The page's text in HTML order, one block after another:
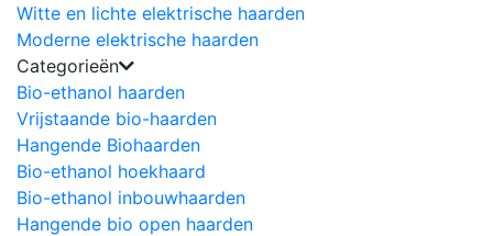
Witte en lichte elektrische haarden
Moderne elektrische haarden
Categorieën
Bio-ethanol haarden
Vrijstaande bio-haarden
Hangende Biohaarden
Bio-ethanol hoekhaard
Bio-ethanol inbouwhaarden
Hangende bio open haarden